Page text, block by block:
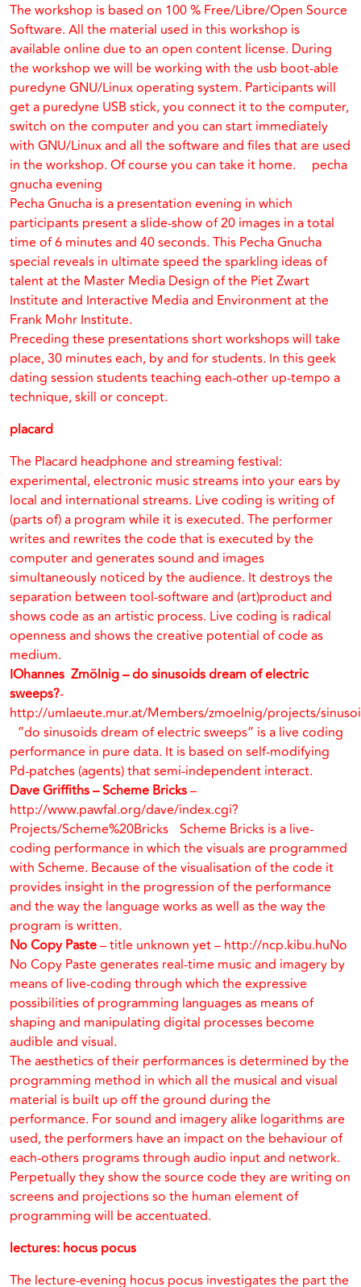
The workshop is based on 100 % Free/Libre/Open Source
Software. All the material used in this workshop is
available online due to an open content license. During
the workshop we will be working with the usb boot-able
puredyne GNU/Linux operating system. Participants will
get a puredyne USB stick, you connect it to the computer,
switch on the computer and you can start immediately
with GNU/Linux and all the software and files that are used
in the workshop. Of course you can take it home. pecha
gnucha evening
Pecha Gnucha is a presentation evening in which
participants present a slide-show of 20 images in a total
time of 6 minutes and 40 seconds. This Pecha Gnucha
special reveals in ultimate speed the sparkling ideas of
talent at the Master Media Design of the Piet Zwart
Institute and Interactive Media and Environment at the
Frank Mohr Institute.
Preceding these presentations short workshops will take
place, 30 minutes each, by and for students. In this geek
dating session students teaching each-other up-tempo a
technique, skill or concept.
placard
The Placard headphone and streaming festival:
experimental, electronic music streams into your ears by
local and international streams. Live coding is writing of
(parts of) a program while it is executed. The performer
writes and rewrites the code that is executed by the
computer and generates sound and images
simultaneously noticed by the audience. It destroys the
separation between tool-software and (art)product and
shows code as an artistic process. Live coding is radical
openness and shows the creative potential of code as
medium.
IOhannes Zmölnig – do sinusoids dream of electric
sweeps?-
http://umlaeute.mur.at/Members/zmoelnig/projects/
”do sinusoids dream of electric sweeps” is a live coding
performance in pure data. It is based on self-modifying
Pd-patches (agents) that semi-independent interact.
Dave Griffiths – Scheme Bricks–
http://www.pawfal.org/dave/index.cgi?
Projects/Scheme%20Bricks Scheme Bricks is a live-
coding performance in which the visuals are programmed
with Scheme. Because of the visualisation of the code it
provides insight in the progression of the performance
and the way the language works as well as the way the
program is written.
No Copy Paste– title unknown yet – http://ncp.kibu.huNo
No Copy Paste generates real-time music and imagery by
means of live-coding through which the expressive
possibilities of programming languages as means of
shaping and manipulating digital processes become
audible and visual.
The aesthetics of their performances is determined by the
programming method in which all the musical and visual
material is built up off the ground during the
performance. For sound and imagery alike logarithms are
used, the performers have an impact on the behaviour of
each-others programs through audio input and network.
Perpetually they show the source code they are writing on
screens and projections so the human element of
programming will be accentuated.
lectures: hocus pocus
The lecture-evening hocus pocus investigates the part the